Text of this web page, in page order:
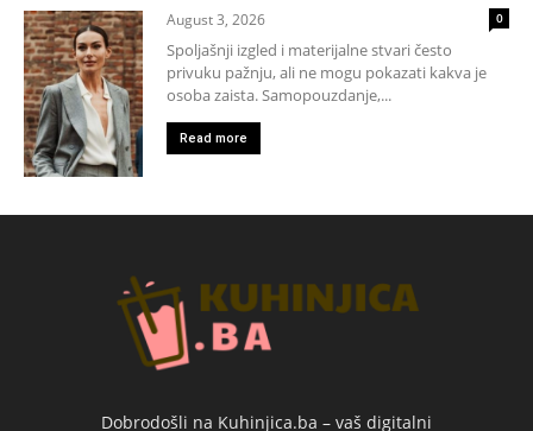
August 3, 2026 0
Spoljašnji izgled i materijalne stvari često
privuku pažnju, ali ne mogu pokazati kakva je
osoba zaista. Samopouzdanje,...
Read more
Dobrodošli na Kuhinjica.ba – vaš digitalni